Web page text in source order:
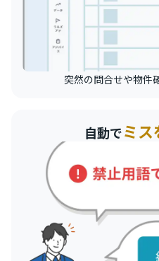
突然の問合せや物件
自動でミ